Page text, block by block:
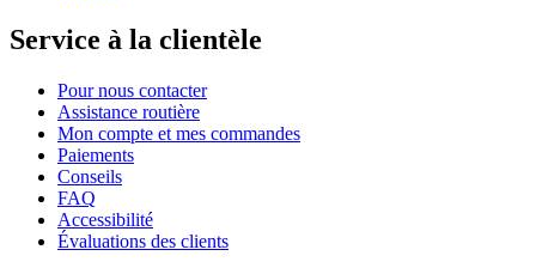
Service à la clientèle
Pour nous contacter
Assistance routière
Mon compte et mes commandes
Paiements
Conseils
FAQ
Accessibilité
Évaluations des clients